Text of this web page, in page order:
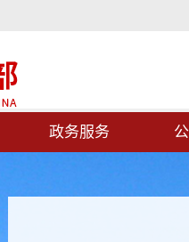
政务服务